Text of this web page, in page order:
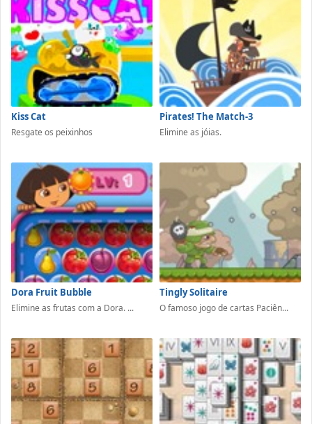
Kiss Cat
Resgate os peixinhos
Pirates! The Match-3
Elimine as jóias.
Dora Fruit Bubble
Elimine as frutas com a Dora. ...
Tingly Solitaire
O famoso jogo de cartas Paciên...